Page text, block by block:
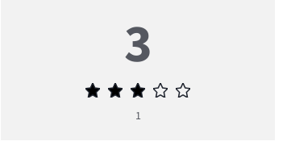
3
Átlagos
3
1